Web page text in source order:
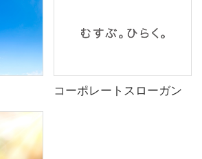
コーポレートスローガン